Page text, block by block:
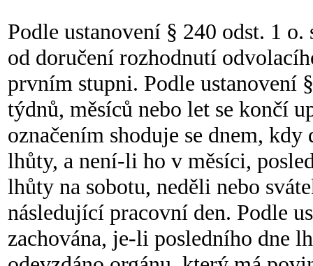
Podle ustanovení § 240 odst. 1
od doručení rozhodnutí
prvním stupni. Podle ustanovení
týdnů, měsíců nebo let se končí
označením shoduje se dnem,
lhůty, a není-li ho v měsíci,
lhůty na sobotu, neděli nebo
následující pracovní den. Podle
zachována, je-li posledního dne